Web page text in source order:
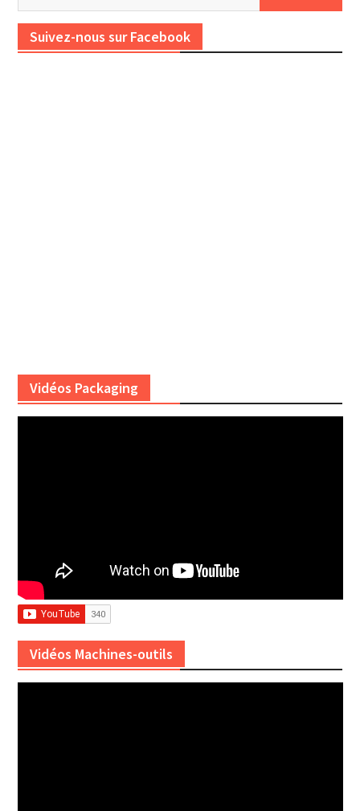
Suivez-nous sur Facebook
Vidéos Packaging
Vidéos Machines-outils